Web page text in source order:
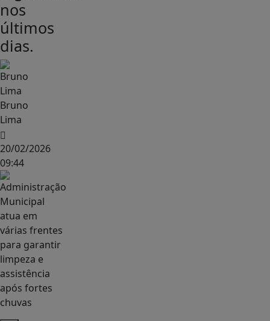
nos
últimos
dias.
Bruno
Lima
20/02/2026
09:44